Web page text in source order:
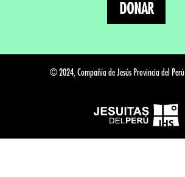
DONAR
© 2024, Compañía de Jesús Provincia del Perú